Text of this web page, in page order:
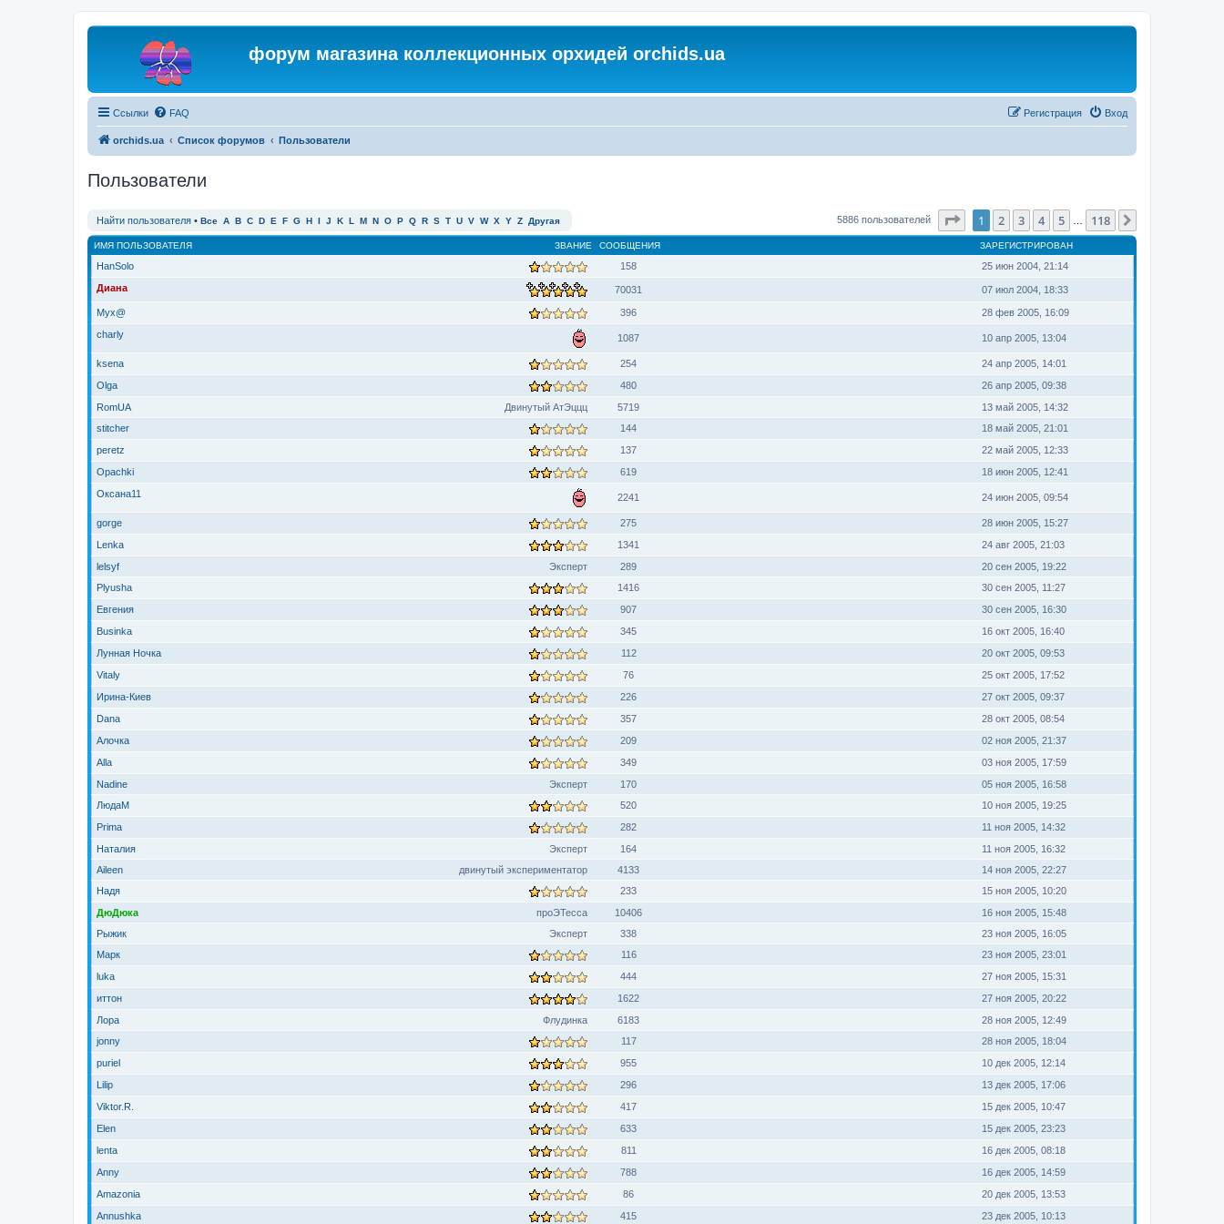
форум магазина коллекционных орхидей orchids.ua
Ссылки FAQ Вход
Регистрация
orchids.ua Список форумов Пользователи
Пользователи
Найти пользователя • Все A B C D E F G H I J K L M N O P Q R S T U V W X Y Z Другая 5886 пользователей Страница1 из 118
1 2 3 4 5 118
ЗВАНИЕ
ИМЯ ПОЛЬЗОВАТЕЛЯ СООБЩЕНИЯ ЗАРЕГИСТРИРОВАН
HanSolo 158
25 июн 2004, 21:14
Диана
70031 07 июл 2004, 18:33
Myx@ 396
28 фев 2005, 16:09
charly
1087 10 апр 2005, 13:04
ksena 254
24 апр 2005, 14:01
Olga
480
26 апр 2005, 09:38
Двинутый АтЭццц
RomUA 5719
13 май 2005, 14:32
stitcher
144
18 май 2005, 21:01
peretz
137
22 май 2005, 12:33
Opachki
619
18 июн 2005, 12:41
Оксана11
2241 24 июн 2005, 09:54
gorge 275
28 июн 2005, 15:27
Lenka
1341
24 авг 2005, 21:03
Эксперт
lelsyf 289
20 сен 2005, 19:22
Plyusha
1416
30 сен 2005, 11:27
Евгения
907
30 сен 2005, 16:30
Businka
345
16 окт 2005, 16:40
Лунная Ночка
112
20 окт 2005, 09:53
Vitaly
76
25 окт 2005, 17:52
Ирина-Киев
226
27 окт 2005, 09:37
Dana
357
28 окт 2005, 08:54
Алочка
209
02 ноя 2005, 21:37
Alla
349
03 ноя 2005, 17:59
Эксперт
Nadine 170
05 ноя 2005, 16:58
ЛюдаМ
520
10 ноя 2005, 19:25
Prima
282
11 ноя 2005, 14:32
Эксперт
Наталия 164
11 ноя 2005, 16:32
двинутый экспериментатор
Aileen 4133
14 ноя 2005, 22:27
Надя
233
15 ноя 2005, 10:20
проЭТесса
ДюДюка 10406
16 ноя 2005, 15:48
Эксперт
Рыжик 338
23 ноя 2005, 16:05
Марк
116
23 ноя 2005, 23:01
luka
444
27 ноя 2005, 15:31
иттон
1622
27 ноя 2005, 20:22
Флудинка
Лора 6183
28 ноя 2005, 12:49
jonny
117
28 ноя 2005, 18:04
puriel
955
10 дек 2005, 12:14
Lilip
296
13 дек 2005, 17:06
Viktor.R.
417
15 дек 2005, 10:47
Elen
633
15 дек 2005, 23:23
lenta
811
16 дек 2005, 08:18
Anny
788
16 дек 2005, 14:59
Amazonia
86
20 дек 2005, 13:53
Annushka
415 23 дек 2005, 10:13